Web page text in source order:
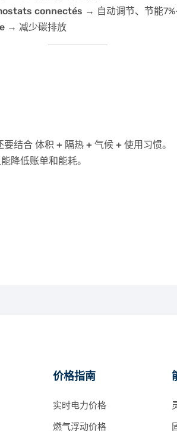
connectés → 自动调节、节能
→ 减少碳排放
要结合 体积 + 隔热 + 气候 + 使用习惯。
降低账单和能耗。
价格指南
实时电力价格
燃气浮动价格